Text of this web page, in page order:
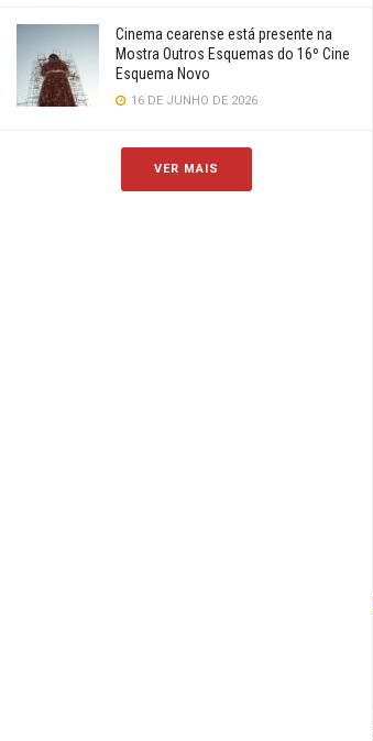
Cinema cearense está presente na
Mostra Outros Esquemas do 16º Cine
Esquema Novo
16 DE JUNHO DE 2026
VER MAIS